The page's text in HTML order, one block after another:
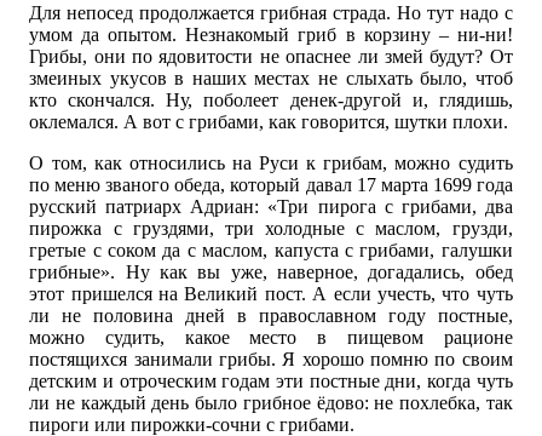
Для непосед продолжается грибная страда. Но тут надо с
умом да опытом. Незнакомый гриб в корзину – ни-ни!
Грибы, они по ядовитости не опаснее ли змей будут? От
змеиных укусов в наших местах не слыхать было, чтоб
кто скончался. Ну, поболеет денек-другой и, глядишь,
оклемался. А вот с грибами, как говорится, шутки плохи.
О том, как относились на Руси к грибам, можно судить
по меню званого обеда, который давал 17 марта 1699 года
русский патриарх Адриан: «Три пирога с грибами, два
пирожка с груздями, три холодные с маслом, грузди,
гретые с соком да с маслом, капуста с грибами, галушки
грибные». Ну как вы уже, наверное, догадались, обед
этот пришелся на Великий пост. А если учесть, что чуть
ли не половина дней в православном году постные,
можно судить, какое место в пищевом рационе
постящихся занимали грибы. Я хорошо помню по своим
детским и отроческим годам эти постные дни, когда чуть
ли не каждый день было грибное ёдово: не похлебка, так
пироги или пирожки-сочни с грибами.